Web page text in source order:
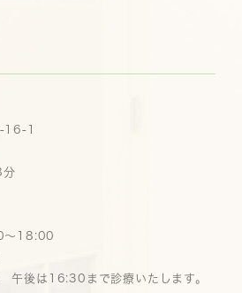
16-1
分
18:00
後は16:30まで診療いたします。